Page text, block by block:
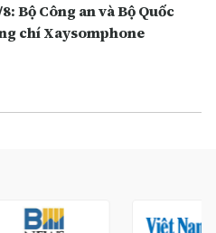
Bộ Công an và Bộ Quốc
chí Xaysomphone